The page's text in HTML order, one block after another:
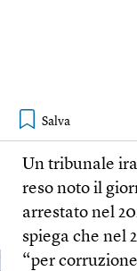
Un tribunale
reso noto il
arrestato nel
spiega che nel
“per